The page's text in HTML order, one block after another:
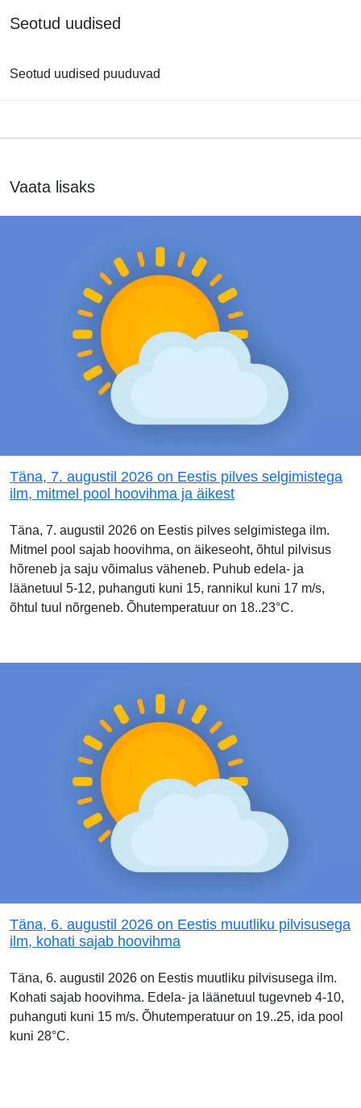
Seotud uudised
Seotud uudised puuduvad
Vaata lisaks
Täna, 7. augustil 2026 on Eestis pilves selgimistega
ilm, mitmel pool hoovihma ja äikest
Täna, 7. augustil 2026 on Eestis pilves selgimistega ilm.
Mitmel pool sajab hoovihma, on äikeseoht, õhtul pilvisus
hõreneb ja saju võimalus väheneb. Puhub edela- ja
läänetuul 5-12, puhanguti kuni 15, rannikul kuni 17 m/s,
õhtul tuul nõrgeneb. Õhutemperatuur on 18..23°C.
Täna, 6. augustil 2026 on Eestis muutliku pilvisusega
ilm, kohati sajab hoovihma
Täna, 6. augustil 2026 on Eestis muutliku pilvisusega ilm.
Kohati sajab hoovihma. Edela- ja läänetuul tugevneb 4-10,
puhanguti kuni 15 m/s. Õhutemperatuur on 19..25, ida pool
kuni 28°C.